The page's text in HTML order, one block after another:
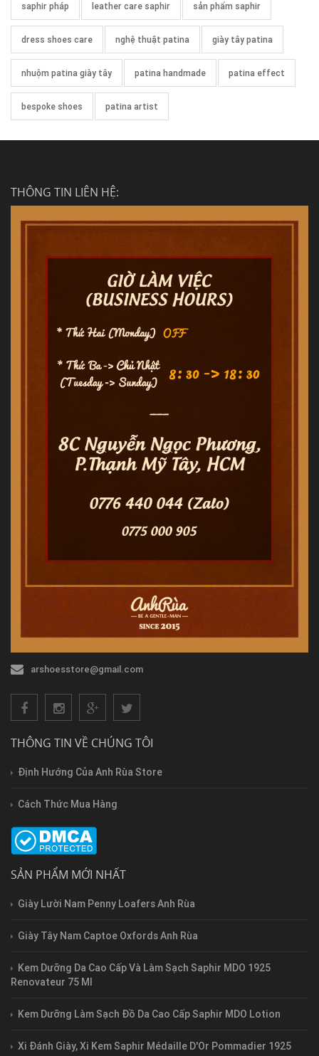
saphir pháp leather care saphir sản phẩm saphir
dress shoes care nghệ thuật patina giày tây patina
nhuộm patina giày tây patina handmade patina effect
bespoke shoes patina artist
THÔNG TIN LIÊN HỆ:
arshoesstore@gmail.com
THÔNG TIN VỀ CHÚNG TÔI
Định Hướng Của Anh Rùa Store
Cách Thức Mua Hàng
SẢN PHẨM MỚI NHẤT
Giày Lười Nam Penny Loafers Anh Rùa
Giày Tây Nam Captoe Oxfords Anh Rùa
Kem Dưỡng Da Cao Cấp Và Làm Sạch Saphir MDO 1925
Renovateur 75 Ml
Kem Dưỡng Làm Sạch Đồ Da Cao Cấp Saphir MDO Lotion
Xi Đánh Giày, Xi Kem Saphir Médaille D'Or Pommadier 1925